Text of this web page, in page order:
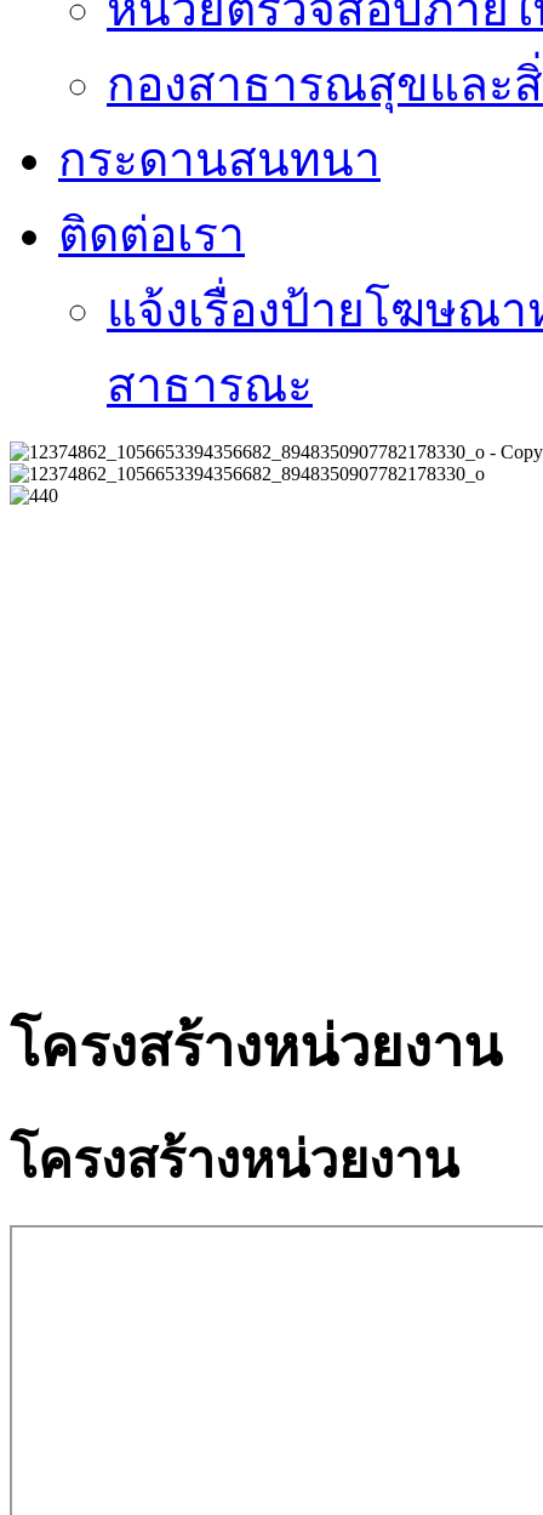
กองสาธารณสุขและ
กระดานสนทนา
ติดต่อเรา
แจ้งเรื่องป้ายโฆษณ
สาธารณะ
โครงสร้างหน่วยงาน
โครงสร้างหน่วยงาน